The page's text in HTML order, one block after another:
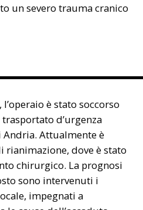
un severo trauma cranico
è stato soccorso
d’urgenza
Andria. Attualmente è
rianimazione, dove è stato
chirurgico. La prognosi
sono intervenuti i
impegnati a